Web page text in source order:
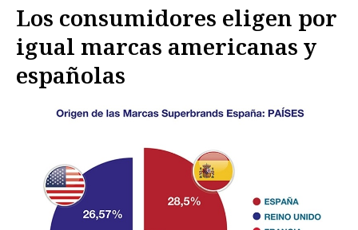
Los consumidores eligen por
igual marcas americanas y
españolas